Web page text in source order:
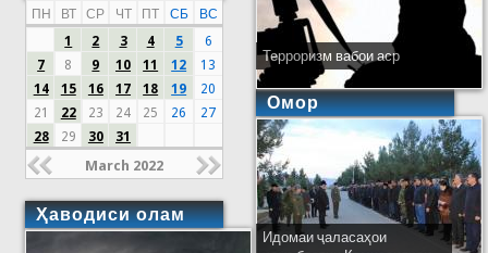
ПН ВТ СР ЧТ ПТ СБ
ВС
1
2 3 4 5
6
7
8 9 10 11 12
13
14
15 16 17 18 19
20
21
22 23 24 25 26
27
28
29 30 31
March 2022
Ҳаводиси олам
Терроризм вабои аср
Омор
Идомаи ҷаласаҳои